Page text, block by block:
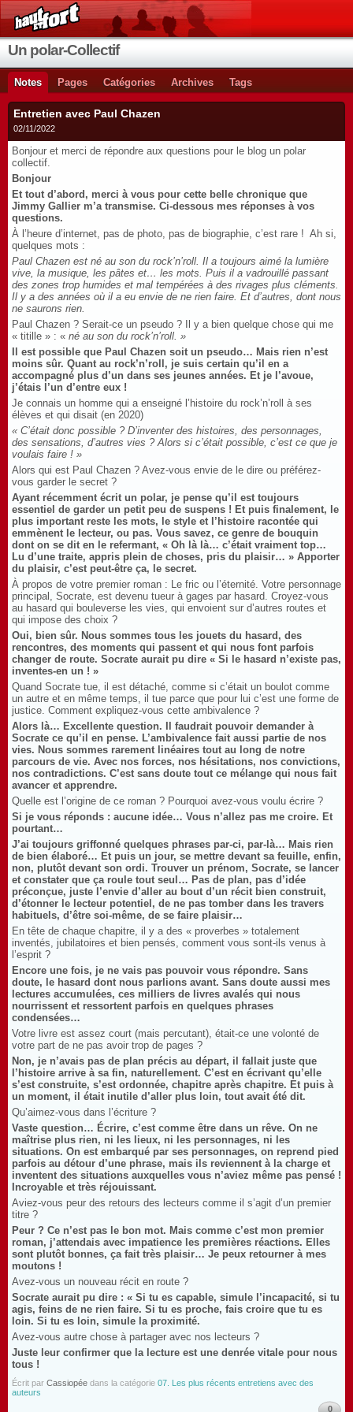
Un polar-Collectif
Notes Pages Catégories Archives Tags
Entretien avec Paul Chazen
02/11/2022
Bonjour et merci de répondre aux questions pour le blog un polar
collectif.
Bonjour
Et tout d’abord, merci à vous pour cette belle chronique que
Jimmy Gallier m’a transmise. Ci-dessous mes réponses à vos
questions.
À l’heure d’internet, pas de photo, pas de biographie, c’est rare ! Ah si,
quelques mots :
Paul Chazen est né au son du rock’n’roll. Il a toujours aimé la lumière
vive, la musique, les pâtes et… les mots. Puis il a vadrouillé passant
des zones trop humides et mal tempérées à des rivages plus cléments.
Il y a des années où il a eu envie de ne rien faire. Et d’autres, dont nous
ne saurons rien.
Paul Chazen ? Serait-ce un pseudo ? Il y a bien quelque chose qui me
« titille » : « né au son du rock’n’roll. »
Il est possible que Paul Chazen soit un pseudo… Mais rien n’est
moins sûr. Quant au rock’n’roll, je suis certain qu’il en a
accompagné plus d’un dans ses jeunes années. Et je l’avoue,
j’étais l’un d’entre eux !
Je connais un homme qui a enseigné l’histoire du rock’n’roll à ses
élèves et qui disait (en 2020)
« C’était donc possible ? D’inventer des histoires, des personnages,
des sensations, d’autres vies ? Alors si c’était possible, c’est ce que je
voulais faire ! »
Alors qui est Paul Chazen ? Avez-vous envie de le dire ou préférez-
vous garder le secret ?
Ayant récemment écrit un polar, je pense qu’il est toujours
essentiel de garder un petit peu de suspens ! Et puis finalement, le
plus important reste les mots, le style et l’histoire racontée qui
emmènent le lecteur, ou pas. Vous savez, ce genre de bouquin
dont on se dit en le refermant, « Oh là là… c’était vraiment top…
Lu d’une traite, appris plein de choses, pris du plaisir… » Apporter
du plaisir, c’est peut-être ça, le secret.
À propos de votre premier roman : Le fric ou l’éternité. Votre personnage
principal, Socrate, est devenu tueur à gages par hasard. Croyez-vous
au hasard qui bouleverse les vies, qui envoient sur d’autres routes et
qui impose des choix ?
Oui, bien sûr. Nous sommes tous les jouets du hasard, des
rencontres, des moments qui passent et qui nous font parfois
changer de route. Socrate aurait pu dire « Si le hasard n’existe pas,
inventes-en un ! »
Quand Socrate tue, il est détaché, comme si c’était un boulot comme
un autre et en même temps, il tue parce que pour lui c’est une forme de
justice. Comment expliquez-vous cette ambivalence ?
Alors là… Excellente question. Il faudrait pouvoir demander à
Socrate ce qu’il en pense. L’ambivalence fait aussi partie de nos
vies. Nous sommes rarement linéaires tout au long de notre
parcours de vie. Avec nos forces, nos hésitations, nos convictions,
nos contradictions. C’est sans doute tout ce mélange qui nous fait
avancer et apprendre.
Quelle est l’origine de ce roman ? Pourquoi avez-vous voulu écrire ?
Si je vous réponds : aucune idée… Vous n’allez pas me croire. Et
pourtant…
J’ai toujours griffonné quelques phrases par-ci, par-là… Mais rien
de bien élaboré… Et puis un jour, se mettre devant sa feuille, enfin,
non, plutôt devant son ordi. Trouver un prénom, Socrate, se lancer
et constater que ça roule tout seul… Pas de plan, pas d’idée
préconçue, juste l’envie d’aller au bout d’un récit bien construit,
d’étonner le lecteur potentiel, de ne pas tomber dans les travers
habituels, d’être soi-même, de se faire plaisir…
En tête de chaque chapitre, il y a des « proverbes » totalement
inventés, jubilatoires et bien pensés, comment vous sont-ils venus à
l’esprit ?
Encore une fois, je ne vais pas pouvoir vous répondre. Sans
doute, le hasard dont nous parlions avant. Sans doute aussi mes
lectures accumulées, ces milliers de livres avalés qui nous
nourrissent et ressortent parfois en quelques phrases
condensées…
Votre livre est assez court (mais percutant), était-ce une volonté de
votre part de ne pas avoir trop de pages ?
Non, je n’avais pas de plan précis au départ, il fallait juste que
l’histoire arrive à sa fin, naturellement. C’est en écrivant qu’elle
s’est construite, s’est ordonnée, chapitre après chapitre. Et puis à
un moment, il était inutile d’aller plus loin, tout avait été dit.
Qu’aimez-vous dans l’écriture ?
Vaste question… Écrire, c’est comme être dans un rêve. On ne
maîtrise plus rien, ni les lieux, ni les personnages, ni les
situations. On est embarqué par ses personnages, on reprend pied
parfois au détour d’une phrase, mais ils reviennent à la charge et
inventent des situations auxquelles vous n’aviez même pas pensé !
Incroyable et très réjouissant.
Aviez-vous peur des retours des lecteurs comme il s’agit d’un premier
titre ?
Peur ? Ce n’est pas le bon mot. Mais comme c’est mon premier
roman, j’attendais avec impatience les premières réactions. Elles
sont plutôt bonnes, ça fait très plaisir… Je peux retourner à mes
moutons !
Avez-vous un nouveau récit en route ?
Socrate aurait pu dire : « Si tu es capable, simule l’incapacité, si tu
agis, feins de ne rien faire. Si tu es proche, fais croire que tu es
loin. Si tu es loin, simule la proximité.
Avez-vous autre chose à partager avec nos lecteurs ?
Juste leur confirmer que la lecture est une denrée vitale pour nous
tous !
Écrit par Cassiopée dans la catégorie 07. Les plus récents entretiens avec des
auteurs
0